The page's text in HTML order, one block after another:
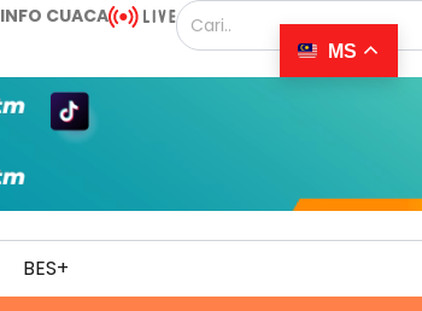
INFO CUACA
BES+
MS